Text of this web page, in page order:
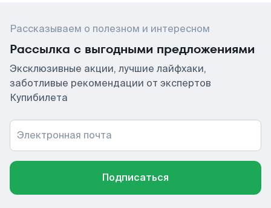
Рассказываем о полезном и интересном
Рассылка с выгодными предложениями
Эксклюзивные акции, лучшие лайфхаки,
заботливые рекомендации от экспертов
Купибилета
Электронная почта
Подписаться